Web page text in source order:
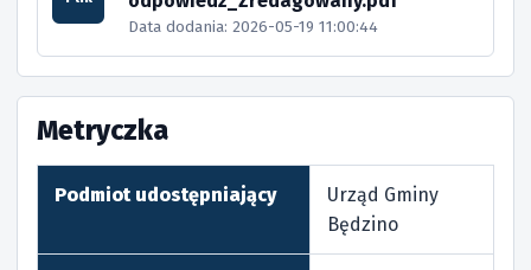
Data dodania: 2026-05-19 11:00:44
Metryczka
Podmiot udostępniający
Urząd Gminy
Będzino